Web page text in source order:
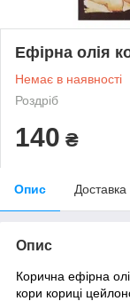
Ефірна олія
Немає в наявності
Роздріб
140 ₴
Опис Доставка
Опис
Корична ефірна
кори кориці